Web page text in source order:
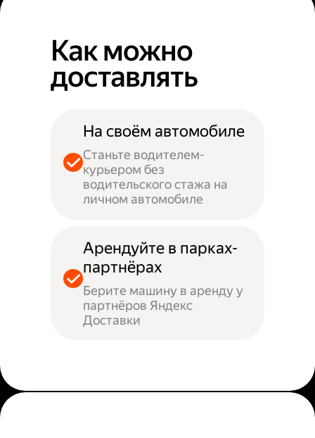
Как можно
доставлять
На своём автомобиле
Станьте водителем-
курьером без
водительского стажа на
личном автомобиле
Арендуйте в парках-
партнёрах
Берите машину в аренду у
партнёров Яндекс
Доставки